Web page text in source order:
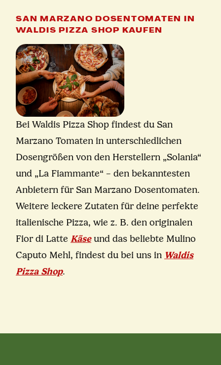
SAN MARZANO DOSENTOMATEN IN
WALDIS PIZZA SHOP KAUFEN
Bei Waldis Pizza Shop findest du San
Marzano Tomaten in unterschiedlichen
Dosengrößen von den Herstellern „Solania“
und „La Fiammante“ – den bekanntesten
Anbietern für San Marzano Dosentomaten.
Weitere leckere Zutaten für deine perfekte
italienische Pizza, wie z. B. den originalen
Fior di Latte Käseund das beliebte Mulino
Caputo Mehl, findest du bei uns in Waldis
Pizza Shop.